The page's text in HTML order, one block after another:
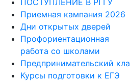
ПОСТУПЛЕНИЕ В РГГУ
Приемная кампания 2026
Дни открытых дверей
Профориентационная
работа со школами
Предпринимательский
Курсы подготовки к ЕГЭ